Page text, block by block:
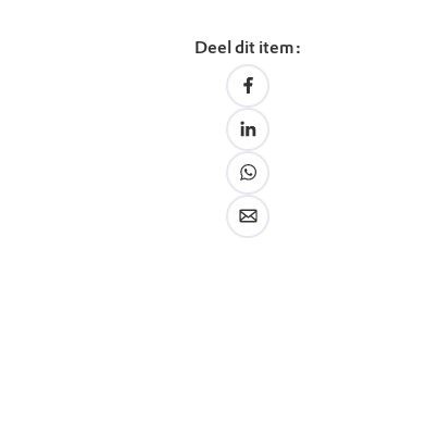
Deel dit item: